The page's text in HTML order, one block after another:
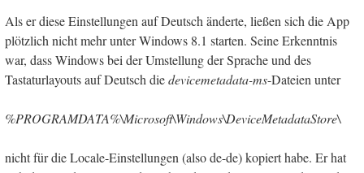
Als er diese Einstellungen auf Deutsch änderte, ließen sich die App
plötzlich nicht mehr unter Windows 8.1 starten. Seine Erkenntnis
war, dass Windows bei der Umstellung der Sprache und des
Tastaturlayouts auf Deutsch diedevicemetadata-ms-Dateien unter
%PROGRAMDATA%\Microsoft\Windows\DeviceMetadataStore\
nicht für die Locale-Einstellungen (also de-de) kopiert habe. Er hat